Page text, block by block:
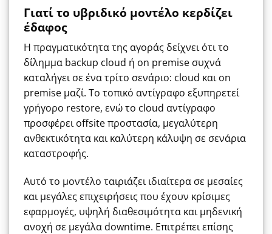
Γιατί το υβριδικό μοντέλο κερδίζει
έδαφος
Η πραγματικότητα της αγοράς δείχνει ότι το
δίλημμα backup cloud ή on premise συχνά
καταλήγει σε ένα τρίτο σενάριο: cloud και on
premise μαζί. Το τοπικό αντίγραφο εξυπηρετεί
γρήγορο restore, ενώ το cloud αντίγραφο
προσφέρει offsite προστασία, μεγαλύτερη
ανθεκτικότητα και καλύτερη κάλυψη σε σενάρια
καταστροφής.
Αυτό το μοντέλο ταιριάζει ιδιαίτερα σε μεσαίες
και μεγάλες επιχειρήσεις που έχουν κρίσιμες
εφαρμογές, υψηλή διαθεσιμότητα και μηδενική
ανοχή σε μεγάλα downtime. Επιτρέπει επίσης